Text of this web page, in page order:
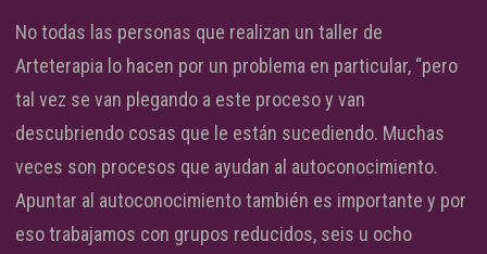
No todas las personas que realizan un taller de
Arteterapia lo hacen por un problema en particular, “pero
tal vez se van plegando a este proceso y van
descubriendo cosas que le están sucediendo. Muchas
veces son procesos que ayudan al autoconocimiento.
Apuntar al autoconocimiento también es importante y por
eso trabajamos con grupos reducidos, seis u ocho